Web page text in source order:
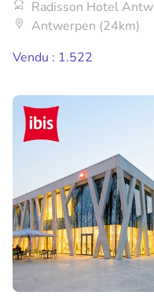
Radisson Hotel
Antwerpen (24km)
Vendu : 1.522